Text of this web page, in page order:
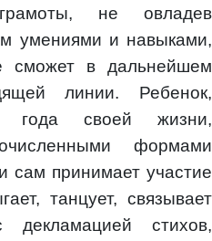
не овладев
умениями и навыками,
сможет в дальнейшем
линии. Ребенок,
года своей жизни,
формами
сам принимает участие
танцует, связывает
стихов,